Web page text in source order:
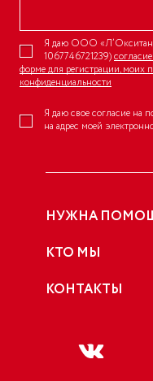
Я даю ООО
1067746721239)
форме для регистрации, моих
конфиденциальности
Я даю свое согласие на
на адрес моей
НУЖНА
КТО МЫ
КОНТАКТЫ